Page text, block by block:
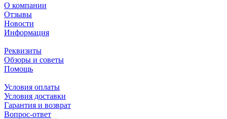
О компании
Отзывы
Новости
Информация
Реквизиты
Обзоры и советы
Помощь
Условия оплаты
Условия доставки
Гарантия и возврат
Вопрос-ответ